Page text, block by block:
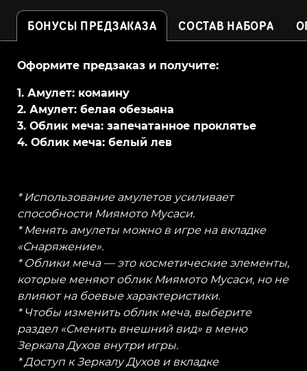
БОНУСЫ ПРЕДЗАКАЗА СОСТАВ НАБОРА
Оформите предзаказ и получите:
1. Амулет: комаину
2. Амулет: белая обезьяна
3. Облик меча: запечатанное проклятье
4. Облик меча: белый лев
* Использование амулетов усиливает
способности Миямото Мусаси.
* Менять амулеты можно в игре на вкладке
«Снаряжение».
* Облики меча — это косметические элементы,
которые меняют облик Миямото Мусаси, но не
влияют на боевые характеристики.
* Чтобы изменить облик меча, выберите
раздел «Сменить внешний вид» в меню
Зеркала Духов внутри игры.
* Доступ к Зеркалу Духов и вкладке